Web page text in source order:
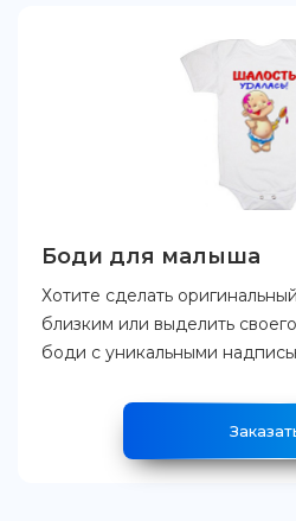
Боди для малыша
Хотите сделать
близким или выделить
боди с уникальными